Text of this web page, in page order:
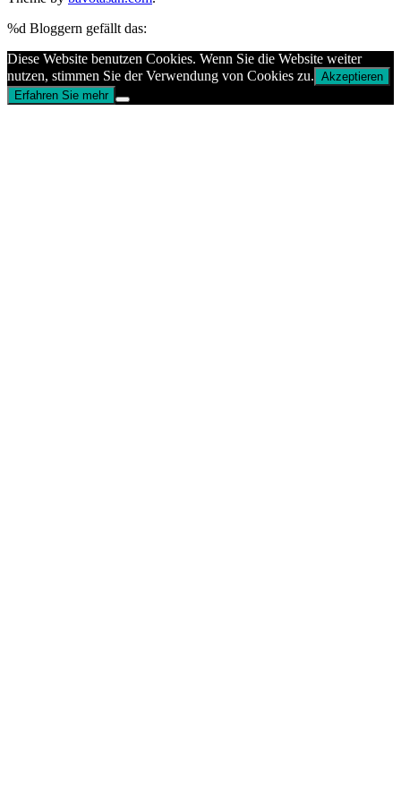
%d Bloggern gefällt das:
Diese Website benutzen Cookies. Wenn Sie die Website weiter
nutzen, stimmen Sie der Verwendung von Cookies zu. Akzeptieren
Erfahren Sie mehr